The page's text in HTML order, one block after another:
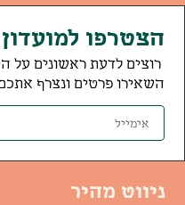
הצטרפו
רוצים לדעת ראשונים על
השאירו פרטים ונצרף
ניווט מהיר